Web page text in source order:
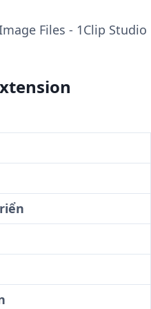
Files - 1Clip